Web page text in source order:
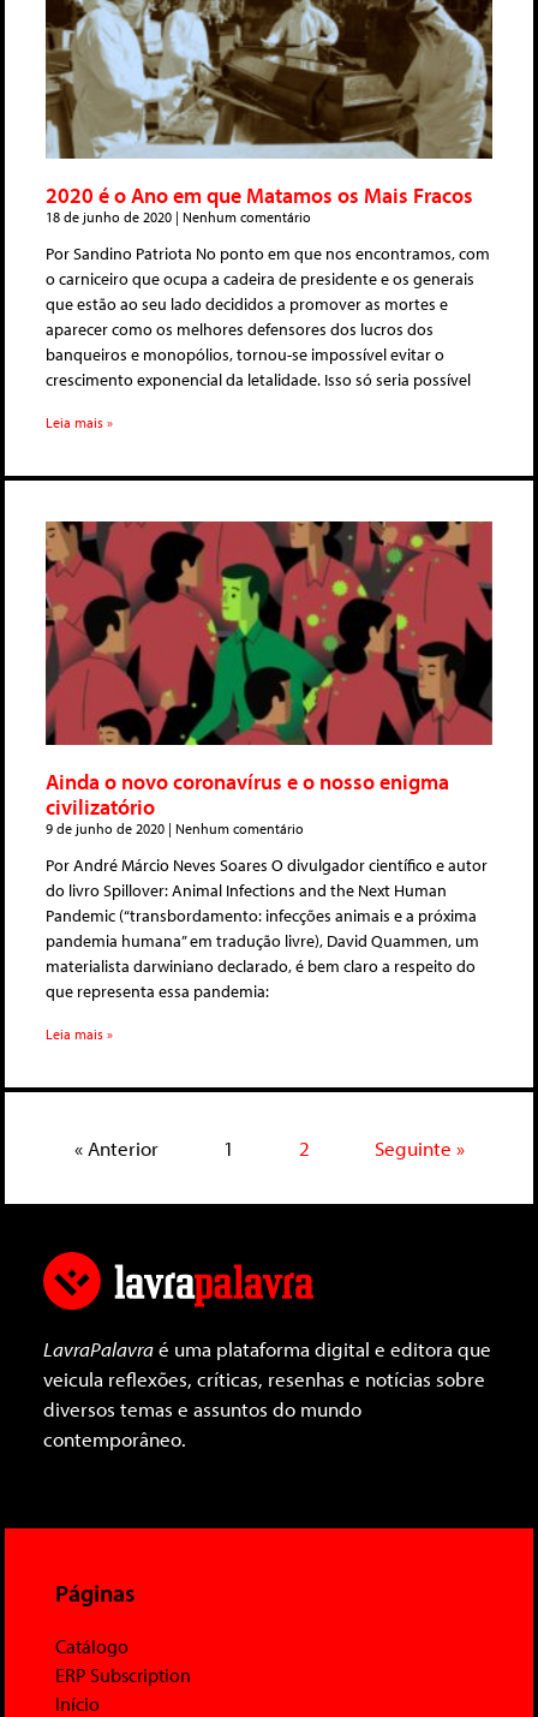
2020 é o Ano em que Matamos os Mais Fracos
18 de junho de 2020 Nenhum comentário
Por Sandino Patriota No ponto em que nos encontramos, com
o carniceiro que ocupa a cadeira de presidente e os generais
que estão ao seu lado decididos a promover as mortes e
aparecer como os melhores defensores dos lucros dos
banqueiros e monopólios, tornou-se impossível evitar o
crescimento exponencial da letalidade. Isso só seria possível
Leia mais »
Ainda o novo coronavírus e o nosso enigma
civilizatório
9 de junho de 2020 Nenhum comentário
Por André Márcio Neves Soares O divulgador científico e autor
do livro Spillover: Animal Infections and the Next Human
Pandemic (“transbordamento: infecções animais e a próxima
pandemia humana” em tradução livre), David Quammen, um
materialista darwiniano declarado, é bem claro a respeito do
que representa essa pandemia:
Leia mais »
« Anterior 1 2 Seguinte »
LavraPalavraé uma plataforma digital e editora que
veicula reflexões, críticas, resenhas e notícias sobre
diversos temas e assuntos do mundo
contemporâneo.
Páginas
Catálogo
ERP Subscription
Início